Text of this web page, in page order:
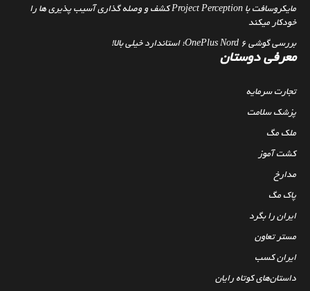
مایکروسافت با Project Perception کشف و وصله گذاری آسیب پذیری ها را
خودکار میکند
بررسی گوشی OnePlus Nord 6؛ استاندارد خیلی بالا!
معرفی دوستان
تجارت سرمایه
پزشک سلامت
ملک مگ
کشت آموز
مدارخ
پاک مگ
ایران را بگرد
مستر تعاون
ایران کسب
داستان‌های کوتاه رایان